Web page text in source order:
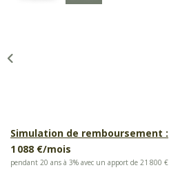
Simulation de remboursement :
1 088 €/mois
pendant 20 ans à 3% avec un apport de 21 800 €